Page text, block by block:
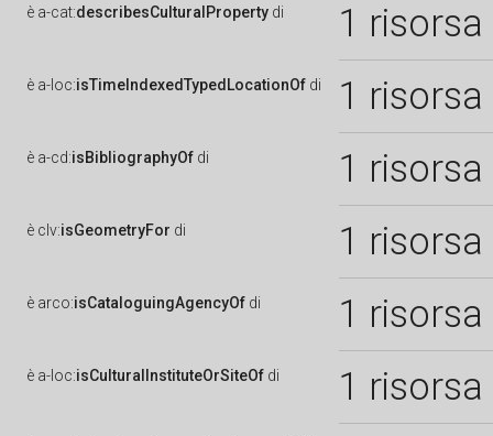
è a-cat:describesCulturalProperty di 1 risorsa
è a-loc:isTimeIndexedTypedLocationOf di 1 risorsa
è a-cd:isBibliographyOf di 1 risorsa
è clv:isGeometryFor di 1 risorsa
è arco:isCataloguingAgencyOf di 1 risorsa
è a-loc:isCulturalInstituteOrSiteOf di 1 risorsa